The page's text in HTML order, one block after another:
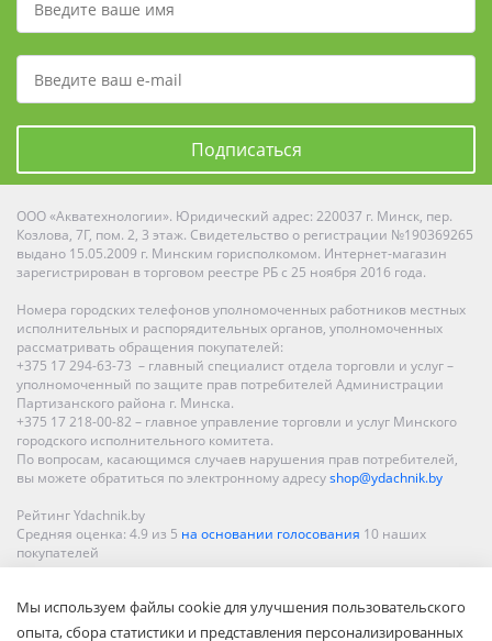
Подписаться
ООО «Акватехнологии». Юридический адрес: 220037 г. Минск, пер.
Козлова, 7Г, пом. 2, 3 этаж. Свидетельство о регистрации №190369265
выдано 15.05.2009 г. Минским горисполкомом. Интернет-магазин
зарегистрирован в торговом реестре РБ с 25 ноября 2016 года.
Номера городских телефонов уполномоченных работников местных
исполнительных и распорядительных органов, уполномоченных
рассматривать обращения покупателей:
+375 17 294-63-73 – главный специалист отдела торговли и услуг –
уполномоченный по защите прав потребителей Администрации
Партизанского района г. Минска.
+375 17 218-00-82 – главное управление торговли и услуг Минского
городского исполнительного комитета.
По вопросам, касающимся случаев нарушения прав потребителей,
вы можете обратиться по электронному адресуshop@ydachnik.by
Рейтинг Ydachnik.by
Средняя оценка: 4.9 из 5 на основании голосования 10 наших
покупателей
Гродно, Могилеве, Бобруйске, Барановичах, Молодечно,
Новополоцке, Пинске, Солигорске. При заказе в интернет-магазине
Мы используем файлы cookie для улучшения пользовательского
опыта, сбора статистики и представления персонализированных